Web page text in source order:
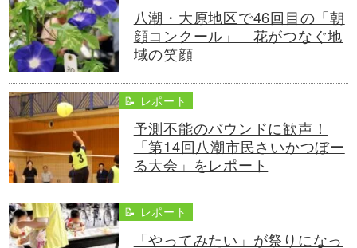
八潮・大原地区で46回目の「朝
顔コンクール」 花がつなぐ地
域の笑顔
📝 レポート
予測不能のバウンドに歓声！
「第14回八潮市民さいかつぼー
る大会」をレポート
📝 レポート
「やってみたい」が祭りになっ